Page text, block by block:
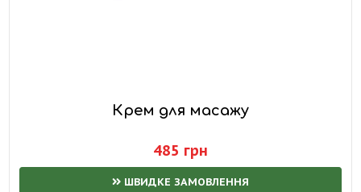
Крем для масажу
485 грн
ШВИДКЕ ЗАМОВЛЕННЯ